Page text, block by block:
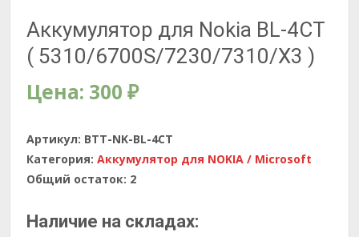
Аккумулятор для Nokia BL-4CT
( 5310/6700S/7230/7310/X3 )
Цена: 300 ₽
Артикул: BTT-NK-BL-4CT
Категория: Аккумулятор для NOKIA / Microsoft
Общий остаток: 2
Наличие на складах: